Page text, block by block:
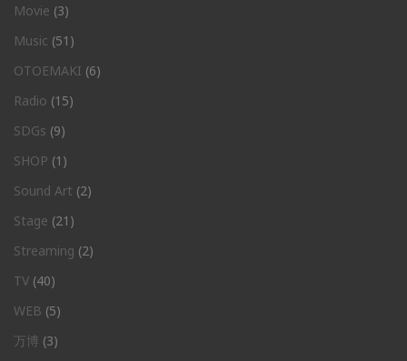
Movie (3)
Music (51)
OTOEMAKI (6)
Radio (15)
SDGs (9)
SHOP (1)
Sound Art (2)
Stage (21)
Streaming (2)
TV (40)
WEB (5)
万博 (3)